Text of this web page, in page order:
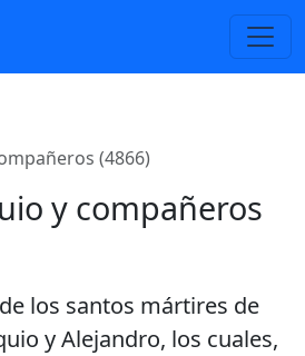
(4866)
y compañeros
los santos mártires de
y Alejandro, los cuales,